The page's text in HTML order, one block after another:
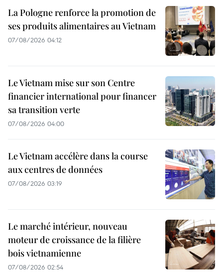
La Pologne renforce la promotion de
ses produits alimentaires au Vietnam
07/08/2026 04:12
Le Vietnam mise sur son Centre
financier international pour financer
sa transition verte
07/08/2026 04:00
Le Vietnam accélère dans la course
aux centres de données
07/08/2026 03:19
Le marché intérieur, nouveau
moteur de croissance de la filière
bois vietnamienne
07/08/2026 02:54